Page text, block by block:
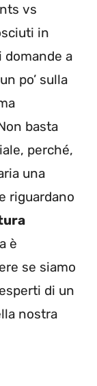
vs
in
a
po’ sulla
basta
perché,
una
riguardano
è
se siamo
di un
nostra